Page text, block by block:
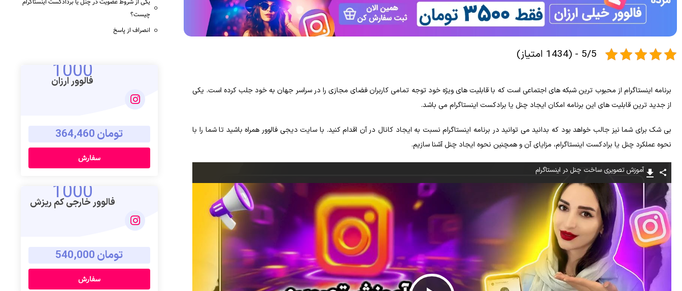
5/5 - (1434 امتیاز)
برنامه اینستاگرام از محبوب‌ ترین شبکه‌ های اجتماعی است که با قابلیت‌ های ویژه خود توجه تمامی کاربران فضای مجازی را در سراسر جهان به خود جلب کرده‌ است. یکی
از جدیدترین قابلیت‌ های این برنامه امکان ایجاد چنل یا برادکست اینستاگرام می‌ باشد.
بی‌ شک برای شما نیز جالب خواهد بود که بدانید می‌ توانید در برنامه اینستاگرام نسبت به ایجاد کانال در آن اقدام کنید. با سایت دیجی فالوور همراه باشید تا شما را با
نحوه عملکرد چنل یا برادکست اینستاگرام، مزایای آن و همچنین نحوه ایجاد چنل آشنا سازیم.
آموزش تصویری ساخت چنل در اینستاگرام
چیست؟
انصراف از پاسخ
1000
فالوور ارزان
تومان 364,460
سفارش
1000
فالوور خارجی کم ریزش
تومان 540,000
سفارش